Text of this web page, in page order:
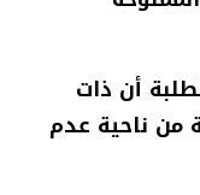
أن ذات
ناحية عدم